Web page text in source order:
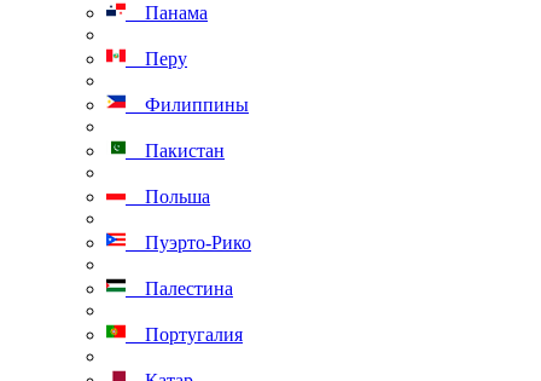
Панама
Перу
Филиппины
Пакистан
Польша
Пуэрто-Рико
Палестина
Португалия